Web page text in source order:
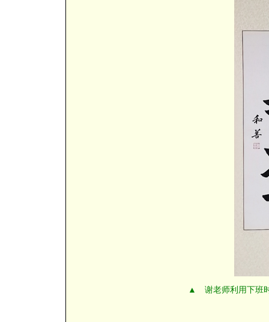
▲ 谢老师利用下班